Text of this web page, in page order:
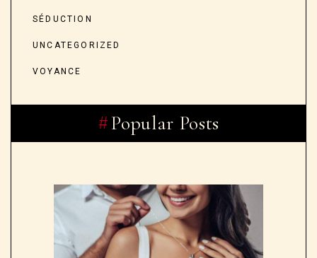
SÉDUCTION
UNCATEGORIZED
VOYANCE
Popular Posts